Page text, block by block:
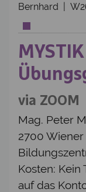
Bernhard |
via ZOOM
Mag. Peter
2700
Kosten:
auf das